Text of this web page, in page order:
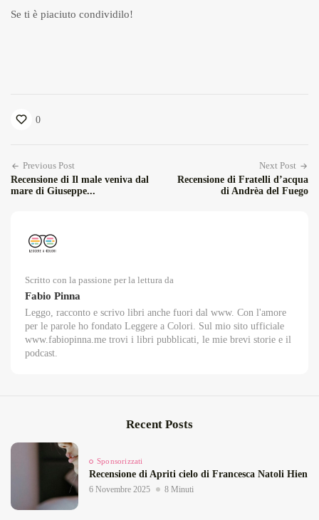
Se ti è piaciuto condividilo!
0
Previous Post
Recensione di Il male veniva dal
mare di Giuseppe...
Next Post
Recensione di Fratelli d’acqua
di Andrèa del Fuego
Scritto con la passione per la lettura da
Fabio Pinna
Leggo, racconto e scrivo libri anche fuori dal www. Con l'amore
per le parole ho fondato Leggere a Colori. Sul mio sito ufficiale
www.fabiopinna.me trovi i libri pubblicati, le mie brevi storie e il
podcast.
Recent Posts
Sponsorizzati
Recensione di Apriti cielo di Francesca Natoli Hien
6 Novembre 2025 8 Minuti